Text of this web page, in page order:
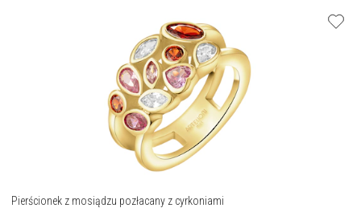
Pierścionek z mosiądzu pozłacany z cyrkoniami